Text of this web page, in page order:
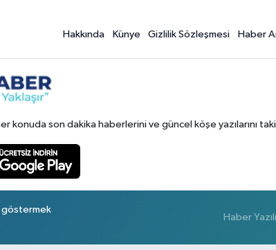
Hakkında Künye Gizlilik Sözleşmesi Haber
son dakika haberlerini ve güncel köşe yazılarını
göstermek
Haber